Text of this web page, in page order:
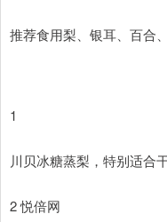
推荐食用梨、银耳、百合
1
川贝冰糖蒸梨，特别适合
2 悦倍网